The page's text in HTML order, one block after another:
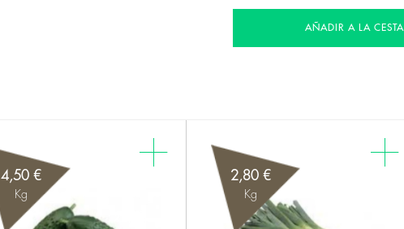
AÑADIR A LA CESTA
4,50 €
Kg
2,80 €
Kg